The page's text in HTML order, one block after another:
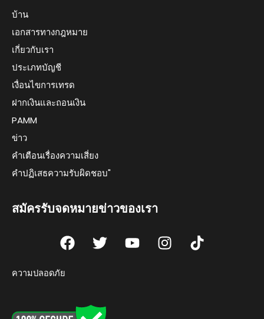
บ้าน
เอกสารทางกฎหมาย
เกี่ยวกับเรา
ประเภทบัญชี
เงื่อนไขการเทรด
ฝากเงินและถอนเงิน
PAMM
ข่าว
คำเตือนเรื่องความเสี่ยง
คำปฏิเสธความรับผิดชอบ"
สมัครรับจดหมายข่าวของเรา
F
a
o
T
w
e
Y
o
I
n
T
i
ความปลอดภัย